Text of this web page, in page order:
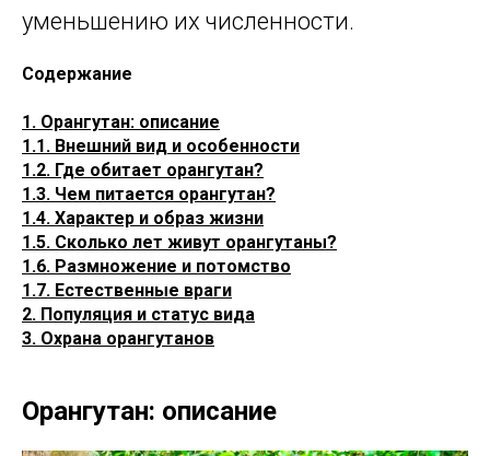
уменьшению их численности.
Содержание
1. Орангутан: описание
1.1. Внешний вид и особенности
1.2. Где обитает орангутан?
1.3. Чем питается орангутан?
1.4. Характер и образ жизни
1.5. Сколько лет живут орангутаны?
1.6. Размножение и потомство
1.7. Естественные враги
2. Популяция и статус вида
3. Охрана орангутанов
Орангутан: описание